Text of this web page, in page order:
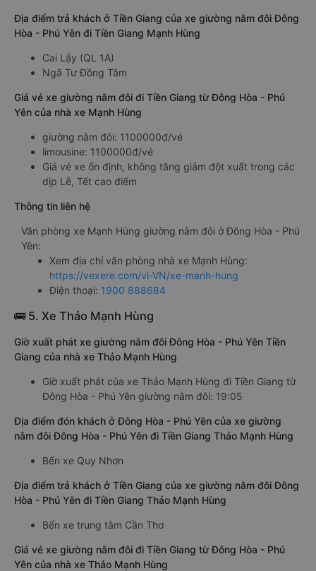
Địa điểm trả khách ở Tiền Giang của xe giường nằm đôi Đông
Hòa - Phú Yên đi Tiền Giang Mạnh Hùng
Cai Lậy (QL 1A)
Ngã Tư Đồng Tâm
Giá vé xe giường nằm đôi đi Tiền Giang từ Đông Hòa - Phú
Yên của nhà xe Mạnh Hùng
giường nằm đôi: 1100000đ/vé
limousine: 1100000đ/vé
Giá vé xe ổn định, không tăng giảm đột xuất trong các
dịp Lễ, Tết cao điểm
Thông tin liên hệ
Văn phòng xe Mạnh Hùng giường nằm đôi ở Đông Hòa - Phú
Yên:
Xem địa chỉ văn phòng nhà xe Mạnh Hùng:
https://vexere.com/vi-VN/xe-manh-hung
Điện thoại: 1900 888684
🚌 5. Xe Thảo Mạnh Hùng
Giờ xuất phát xe giường nằm đôi Đông Hòa - Phú Yên Tiền
Giang của nhà xe Thảo Mạnh Hùng
Giờ xuất phát của xe Thảo Mạnh Hùng đi Tiền Giang từ
Đông Hòa - Phú Yên giường nằm đôi: 19:05
Địa điểm đón khách ở Đông Hòa - Phú Yên của xe giường
nằm đôi Đông Hòa - Phú Yên đi Tiền Giang Thảo Mạnh Hùng
Bến xe Quy Nhơn
Địa điểm trả khách ở Tiền Giang của xe giường nằm đôi Đông
Hòa - Phú Yên đi Tiền Giang Thảo Mạnh Hùng
Bến xe trung tâm Cần Thơ
Giá vé xe giường nằm đôi đi Tiền Giang từ Đông Hòa - Phú
Yên của nhà xe Thảo Mạnh Hùng